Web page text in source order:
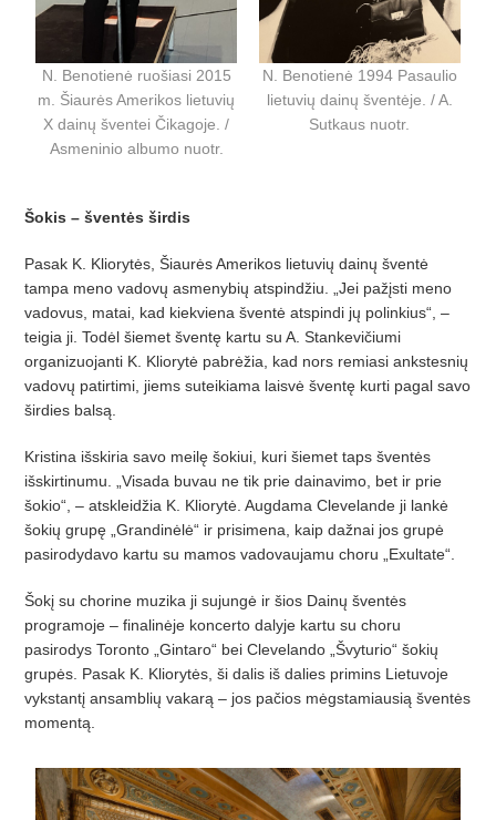
N. Benotienė ruošiasi 2015
m. Šiaurės Amerikos lietuvių
X dainų šventei Čikagoje. /
Asmeninio albumo nuotr.
N. Benotienė 1994 Pasaulio
lietuvių dainų šventėje. / A.
Sutkaus nuotr.
Šokis – šventės širdis
Pasak K. Kliorytės, Šiaurės Amerikos lietuvių dainų šventė
tampa meno vadovų asmenybių atspindžiu. „Jei pažįsti meno
vadovus, matai, kad kiekviena šventėatspindi jų polinkius“, –
teigia ji. Todėl šie­metšventę kartu su A. Stankevičiumi
organizuojanti K. Kliorytė pabrėžia, kad nors remiasi ankstesnių
vadovų patirtimi, jiems suteikiama laisvė šventę kurti pagal savo
širdies balsą.
Kristina išskiria savo meilę šokiui, kuri šiemet taps šventės
išskirtinumu. „Visada buvau ne tik prie dainavimo, bet ir prie
šokio“, –atskleidžia K. Kliorytė. Augdama Clevelande ji lankė
šokių grupę „Grandinėlė“ ir prisimena, kaip dažnai jos grupė
pasirodydavo kartu su mamos vadovaujamu choru „Exultate“.
Šokį su chorine muzika ji sujungė ir šios Dainų šventės
programoje – finalinėje koncerto dalyje kartu su choru
pasirodys Toronto „Gintaro“ bei Clevelando „Švyturio“ šokių
grupės. Pasak K. Kliorytės, ši dalis iš dalies primins Lietuvoje
vykstantį ansamblių vakarą – jos pačios mėgstamiau­sią šventės
momentą.